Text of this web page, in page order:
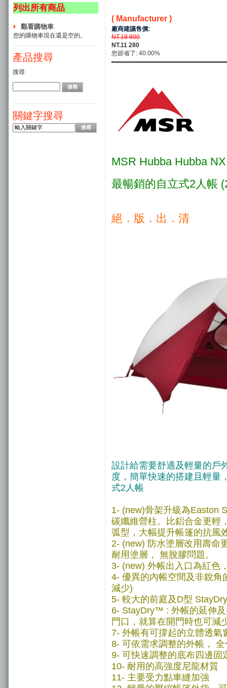
列出所有商品
觀看購物車
您的購物車現在還是空的。
產品搜尋
搜尋
關鍵字搜尋
( Manufacturer )
廠商建議售價:
NT.18 800
NT.11 280
您節省了: 40.00%
MSR Hubba Hubba
最暢銷的自立式2人帳
絕．版．出．清
設計給需要舒適及輕量的戶
度，簡單快速的搭建且輕量
式2人帳
1- (new)骨架升級為Easton
碳纖維營柱。比鋁合金更輕
弧型，大幅提升帳篷的抗風
2- (new) 防水塗層改用壽命
耐用塗層， 無脫膠問題。
3- (new) 外帳出入口為紅色
4- 優異的內帳空間及非銳角
減少)
5- 較大的前庭及D型
6- StayDry™ : 外帳的延伸
門口，就算在開門時也可減
7- 外帳有可撐起的立體透氣
8- 可依需求調整的外帳，
9- 可快速調整的底布四邊固
10- 耐用的高強度尼龍材質
11- 主要受力點車縫加強